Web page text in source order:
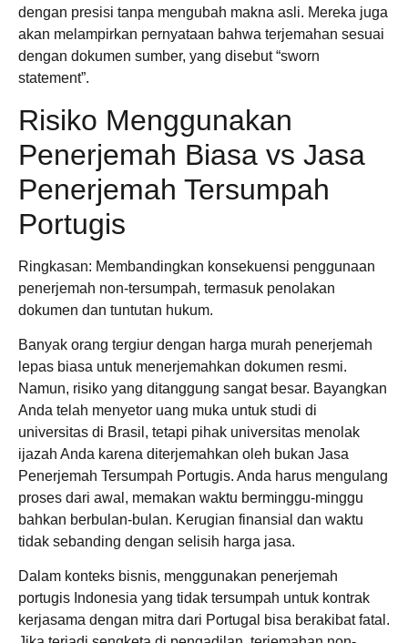
dengan presisi tanpa mengubah makna asli. Mereka juga
akan melampirkan pernyataan bahwa terjemahan sesuai
dengan dokumen sumber, yang disebut “sworn
statement”.
Risiko Menggunakan
Penerjemah Biasa vs Jasa
Penerjemah Tersumpah
Portugis
Ringkasan: Membandingkan konsekuensi penggunaan
penerjemah non-tersumpah, termasuk penolakan
dokumen dan tuntutan hukum.
Banyak orang tergiur dengan harga murah penerjemah
lepas biasa untuk menerjemahkan dokumen resmi.
Namun, risiko yang ditanggung sangat besar. Bayangkan
Anda telah menyetor uang muka untuk studi di
universitas di Brasil, tetapi pihak universitas menolak
ijazah Anda karena diterjemahkan oleh bukan Jasa
Penerjemah Tersumpah Portugis. Anda harus mengulang
proses dari awal, memakan waktu berminggu-minggu
bahkan berbulan-bulan. Kerugian finansial dan waktu
tidak sebanding dengan selisih harga jasa.
Dalam konteks bisnis, menggunakan penerjemah
portugis Indonesia yang tidak tersumpah untuk kontrak
kerjasama dengan mitra dari Portugal bisa berakibat fatal.